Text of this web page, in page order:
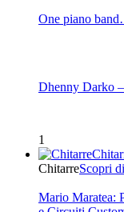
One piano
Dhenny Darko
1
ChitarreScopri
Mario Maratea: